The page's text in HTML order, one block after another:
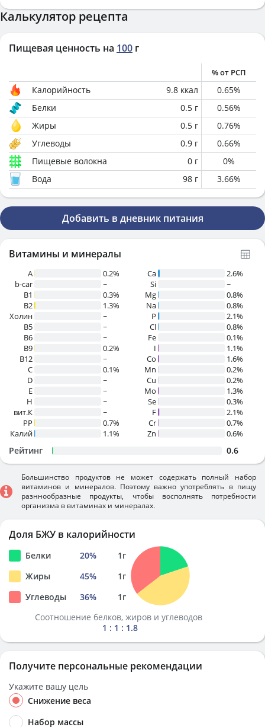
Калькулятор рецепта
Пищевая ценность на 100 г
% от РСП
Калорийность 9.8 ккал 0.65%
Белки
0.5 г 0.56%
Жиры
0.5 г 0.76%
Углеводы
0.9 г 0.66%
Пищевые волокна
0 г 0%
Вода
98 г 3.66%
Добавить в дневник питания
Витамины и минералы
A
0.2%
b-car
~
В1
0.3%
B2
1.3%
Холин
~
B5
~
B6
~
B9
0.2%
B12
~
C
0.1%
D
~
E
~
H
~
вит.К
~
PP
0.7%
Калий
1.1%
Ca
2.6%
Si
~
Mg
0.8%
Na
0.8%
P
2.1%
Cl
0.8%
Fe
0.1%
I
1.1%
Co
1.6%
Mn
0.2%
Cu
0.2%
Mo
1.3%
Se
0.3%
F
2.1%
Cr
0.7%
Zn
0.6%
Рейтинг 0.6
Большинство продуктов не может содержать полный набор
витаминов и минералов. Поэтому важно употреблять в пищу
разннообразные продукты, чтобы восполнять потребности
организма в витаминах и минералах.
Доля БЖУ в калорийности
Белки 20% 1г
Жиры
45% 1г
Углеводы
36% 1г
Соотношение белков, жиров и углеводов
1 : 1 : 1.8
Получите персональные рекомендации
Укажите вашу цель
Снижение веса
Набор массы